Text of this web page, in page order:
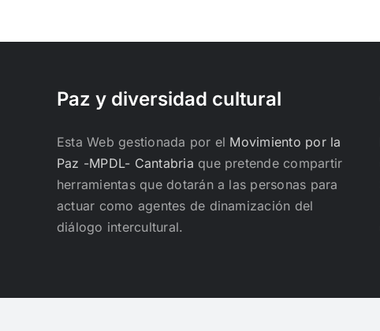
Paz y diversidad cultural
Esta Web gestionada por el Movimiento por la
Paz -MPDL- Cantabria que pretende compartir
herramientas que dotarán a las personas para
actuar como agentes de dinamización del
diálogo intercultural.